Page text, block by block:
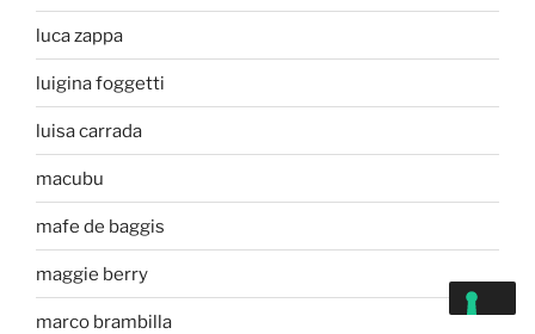
luca zappa
luigina foggetti
luisa carrada
macubu
mafe de baggis
maggie berry
marco brambilla